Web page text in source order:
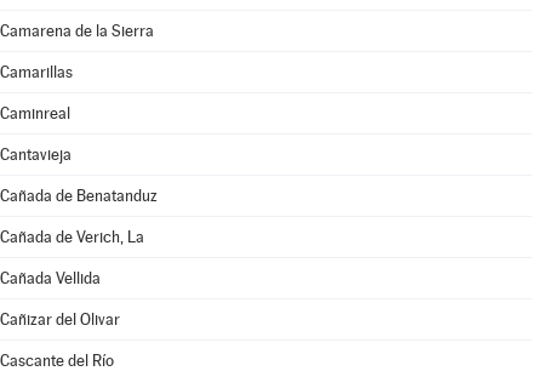
Camarena de la Sierra
Camarillas
Caminreal
Cantavieja
Cañada de Benatanduz
Cañada de Verich, La
Cañada Vellida
Cañizar del Olivar
Cascante del Río